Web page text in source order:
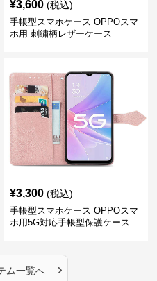
¥3,600 (税込)
手帳型スマホケース OPPOスマ
ホ用 刺繍柄レザーケース
¥3,300 (税込)
手帳型スマホケース OPPOスマ
ホ用5G対応手帳型保護ケース
ム一覧へ ›